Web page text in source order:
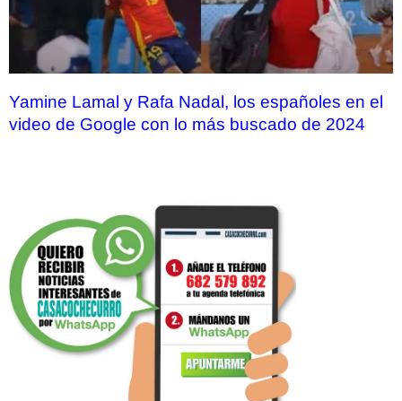
Yamine Lamal y Rafa Nadal, los españoles en el
video de Google con lo más buscado de 2024